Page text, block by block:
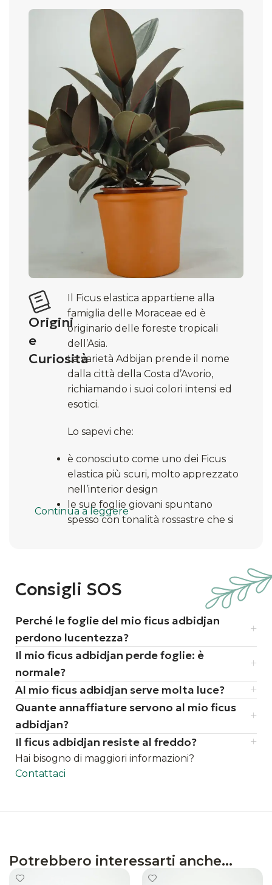
Origini
e
Curiosità
Il Ficus elastica appartiene alla
famiglia delle Moraceae ed è
originario delle foreste tropicali
dell’Asia.
La varietà Adbijan prende il nome
dalla città della Costa d’Avorio,
richiamando i suoi colori intensi ed
esotici.
Lo sapevi che:
è conosciuto come uno dei Ficus
elastica più scuri, molto apprezzato
nell’interior design
le sue foglie giovani spuntano
spesso con tonalità rossastre che si
d’aria naturale, rendendo gli
ambienti più salubri
Continua a leggere
Consigli SOS
Perché le foglie del mio ficus adbidjan
perdono lucentezza?
Il mio ficus adbidjan perde foglie: è
normale?
Al mio ficus adbidjan serve molta luce?
Quante annaffiature servono al mio ficus
adbidjan?
Il ficus adbidjan resiste al freddo?
Hai bisogno di maggiori informazioni?
Contattaci
Potrebbero interessarti anche...